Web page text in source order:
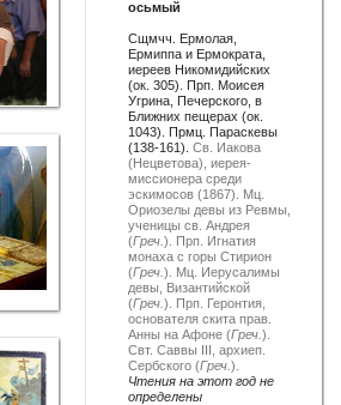
осьмый
Сщмчч. Ермолая,
Ермиппа и Ермократа,
иереев Никомидийских
(ок. 305). Прп. Моисея
Угрина, Печерского, в
Ближних пещерах (ок.
1043). Прмц. Параскевы
(138-161). Св. Иакова
(Нецветова), иерея-
миссионера среди
эскимосов (1867).
Мц.
Ориозелы девы из Ревмы,
ученицы св. Андрея
(Греч. ).
Прп. Игнатия
монаха с горы Стирион
(Греч. ).
Мц. Иерусалимы
девы, Византийской
(Греч. ).
Прп. Геронтия,
основателя скита прав.
Анны на Афоне (Греч. ).
Свт. Саввы III, архиеп.
Сербского (Греч. ).
Чтения на этот год не
определены